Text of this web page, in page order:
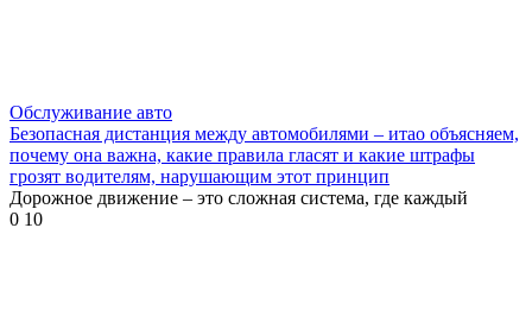
Обслуживание авто
Безопасная дистанция между автомобилями – итао объясняем,
почему она важна, какие правила гласят и какие штрафы
грозят водителям, нарушающим этот принцип
Дорожное движение – это сложная система, где каждый
0 10